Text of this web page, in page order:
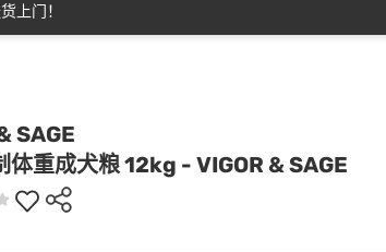
上门！
SAGE
体重成犬粮 12kg - VIGOR & SAGE